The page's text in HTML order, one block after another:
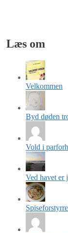
Læs om
Velkommen
Byd døden
Vold i
Ved havet